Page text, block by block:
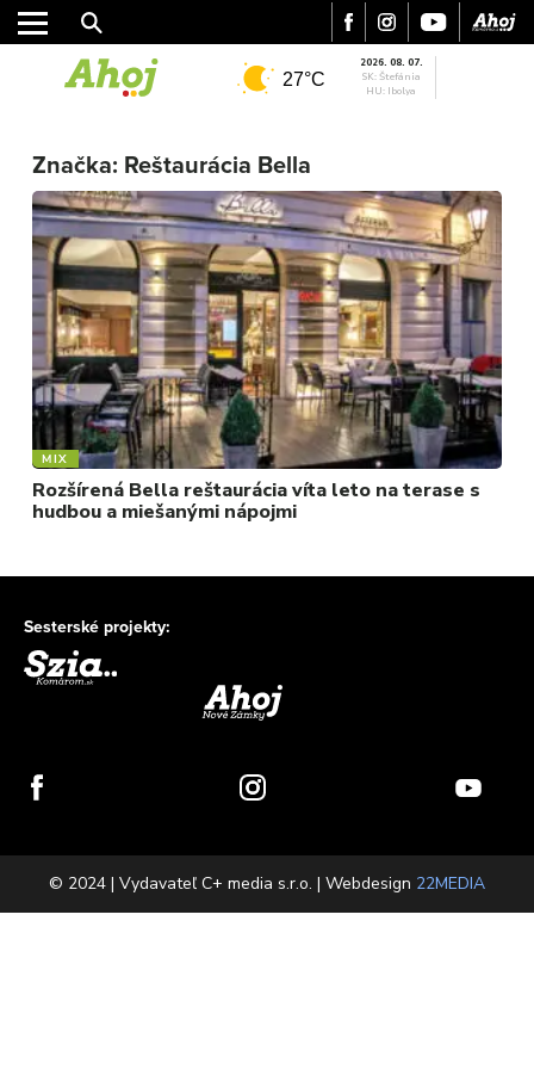
REGIÓN
ŠPORT
KULTÚRA
FOTKY
VIDEO
MIX
27°C
2026. 08. 07.
SK: Štefánia
HU: Ibolya
Značka: Reštaurácia Bella
MIX
Rozšírená Bella reštaurácia víta leto na terase s
hudbou a miešanými nápojmi
Sesterské projekty:
© 2024 | Vydavateľ C+ media s.r.o. | Webdesign 22MEDIA